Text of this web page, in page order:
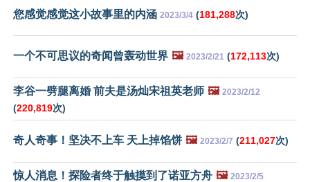
您感觉感觉这小故事里的内涵 2023/3/4 (181,288次)
一个不可思议的奇闻曾轰动世界 🖼️ 2023/2/21 (172,113次)
李谷一劈腿离婚 前夫是汤灿宋祖英老师 🖼️ 2023/2/12
(220,819次)
奇人奇事！坚决不上车 天上掉馅饼 🖼️ 2023/2/7 (211,027次)
惊人消息！探险者终于触摸到了诺亚方舟 🖼️ 2023/2/5